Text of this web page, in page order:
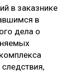
в заказнике
в
дела о